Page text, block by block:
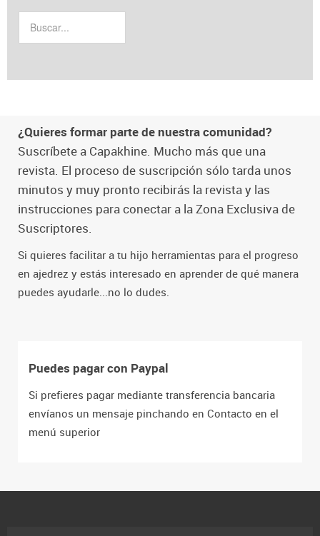
¿Quieres formar parte de nuestra comunidad?
Suscríbete a Capakhine. Mucho más que una
revista. El proceso de suscripción sólo tarda unos
minutos y muy pronto recibirás la revista y las
instrucciones para conectar a la Zona Exclusiva de
Suscriptores.
Si quieres facilitar a tu hijo herramientas para el progreso
en ajedrez y estás interesado en aprender de qué manera
puedes ayudarle...no lo dudes.
Puedes pagar con Paypal
Si prefieres pagar mediante transferencia bancaria
envíanos un mensaje pinchando en Contacto en el
menú superior